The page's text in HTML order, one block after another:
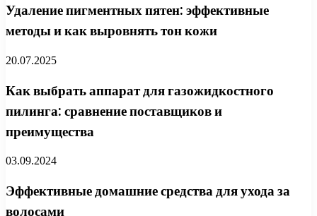
Удаление пигментных пятен: эффективные
методы и как выровнять тон кожи
20.07.2025
Как выбрать аппарат для газожидкостного
пилинга: сравнение поставщиков и
преимущества
03.09.2024
Эффективные домашние средства для ухода за
волосами